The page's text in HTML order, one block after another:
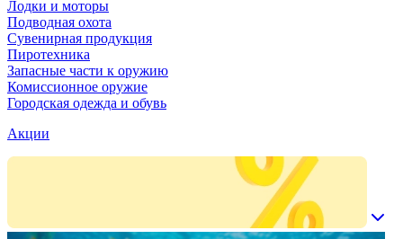
Лодки и моторы
Подводная охота
Сувенирная продукция
Пиротехника
Запасные части к оружию
Комиссионное оружие
Городская одежда и обувь
Акции